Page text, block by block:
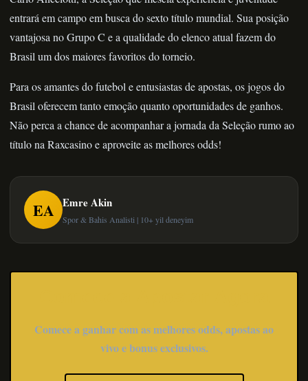
entrará em campo em busca do sexto título mundial. Sua posição
vantajosa no Grupo C e a qualidade do elenco atual fazem do
Brasil um dos maiores favoritos do torneio.
Para os amantes do futebol e entusiastas de apostas, os jogos do
Brasil oferecem tanto emoção quanto oportunidades de ganhos.
Não perca a chance de acompanhar a jornada da Seleção rumo ao
título na Raxcasino e aproveite as melhores odds!
EA Emre Akin
Spor & Bahis Analisti | 10+ yil deneyim
Comece a ganhar com as melhores odds, apostas ao
vivo e bonus exclusivos.